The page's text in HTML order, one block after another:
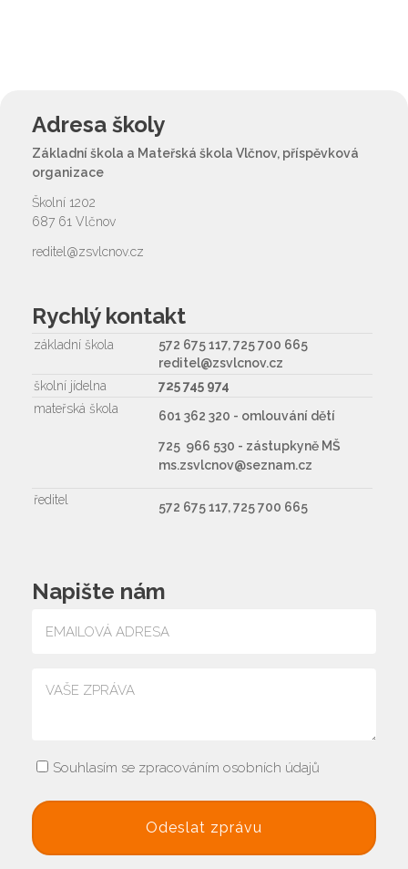
Adresa školy
Základní škola a Mateřská škola Vlčnov, příspěvková
organizace
Školní 1202
687 61 Vlčnov
reditel@zsvlcnov.cz
Rychlý kontakt
základní škola
572 675 117, 725 700 665
reditel@zsvlcnov.cz
školní jídelna
725 745 974
mateřská škola
601 362 320 - omlouvání dětí
725 966 530 - zástupkyně MŠ
ms.zsvlcnov@seznam.cz
ředitel 572 675 117, 725 700 665
Napište nám
Souhlasím se zpracováním osobních údajů